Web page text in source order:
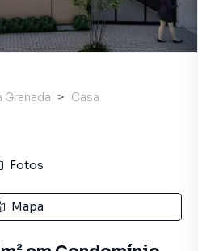
Granada
Casa
Fotos
Mapa